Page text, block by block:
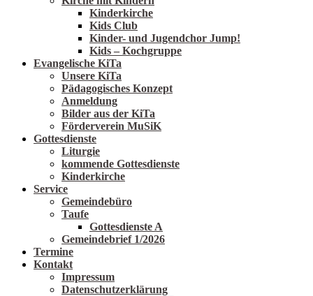
Kinderkirche
Kids Club
Kinder- und Jugendchor Jump!
Kids – Kochgruppe
Evangelische KiTa
Unsere KiTa
Pädagogisches Konzept
Anmeldung
Bilder aus der KiTa
Förderverein MuSiK
Gottesdienste
Liturgie
kommende Gottesdienste
Kinderkirche
Service
Gemeindebüro
Taufe
Gottesdienste A
Gemeindebrief 1/2026
Termine
Kontakt
Impressum
Datenschutzerklärung